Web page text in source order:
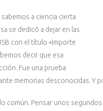
a ciencia cierta
se dedicó a dejar en las
con el título «Importe
decir que esa
Fue una prueba
memorias desconocidas. Y
común. Pensar unos